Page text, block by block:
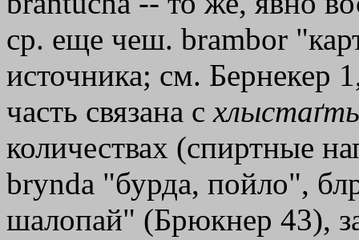
ср. еще чеш. brambor
источника; см. Бернекер
часть связана схлыстаґть
количествах (спиртные
brynda "бурда, пойло",
шалопай" (Брюкнер 43),